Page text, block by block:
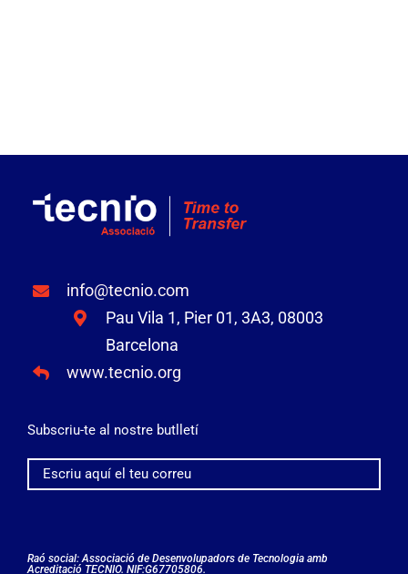
info@tecnio.com
Pau Vila 1, Pier 01, 3A3, 08003
Barcelona
www.tecnio.org
Subscriu-te al nostre butlletí
Raó social: Associació de Desenvolupadors de Tecnologia amb
Acreditació TECNIO. NIF:G67705806.